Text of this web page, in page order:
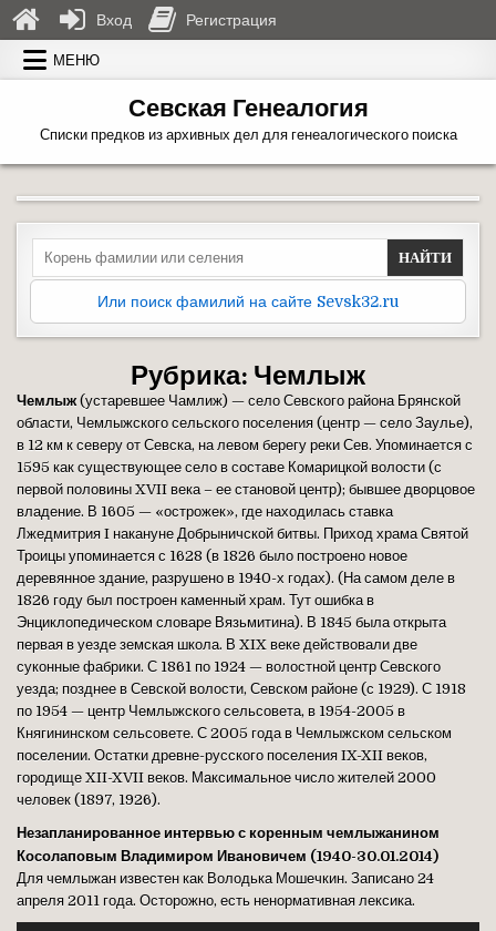
Перейти к содержимому
МЕНЮ
Севская Генеалогия
Списки предков из архивных дел для генеалогического поиска
Search for:
Или поиск фамилий на сайте Sevsk32.ru
Рубрика: Чемлыж
Чемлыж(устаревшее Чамлиж) — село Севского района Брянской
области, Чемлыжского сельского поселения (центр — село Заулье),
в 12 км к северу от Севска, на левом берегу реки Сев. Упоминается с
1595 как существующее село в составе Комарицкой волости (с
первой половины XVII века – ее становой центр); бывшее дворцовое
владение. В 1605 — «острожек», где находилась ставка
Лжедмитрия I накануне Добрыничской битвы. Приход храма Святой
Троицы упоминается с 1628 (в 1826 было построено новое
деревянное здание, разрушено в 1940-х годах). (На самом деле в
1826 году был построен каменный храм. Тут ошибка в
Энциклопедическом словаре Вязьмитина). В 1845 была открыта
первая в уезде земская школа. В XIX веке действовали две
суконные фабрики. С 1861 по 1924 — волостной центр Севского
уезда; позднее в Севской волости, Севском районе (с 1929). С 1918
по 1954 — центр Чемлыжского сельсовета, в 1954-2005 в
Княгининском сельсовете. С 2005 года в Чемлыжском сельском
поселении. Остатки древне-русского поселения IX-XII веков,
городище XII-XVII веков. Максимальное число жителей 2000
человек (1897, 1926).
Незапланированное интервью с коренным чемлыжанином
Косолаповым Владимиром Ивановичем (1940-30.01.2014)
Для чемлыжан известен как Володька Мошечкин. Записано 24
апреля 2011 года. Осторожно, есть ненормативная лексика.
Вход Регистрация